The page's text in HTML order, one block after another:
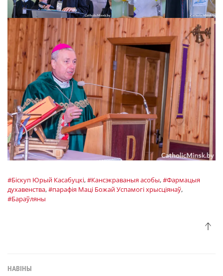
#Біскуп Юрый Касабуцкі,#Кансэкраваныя асобы,#Фармацыя
духавенства,#парафія Маці Божай Успамогі хрысціянаў,
#Бараўляны
НАВІНЫ